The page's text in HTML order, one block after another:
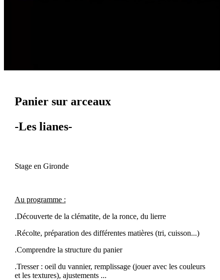
Panier sur arceaux
-Les lianes-
Stage en Gironde
Au programme :
.Découverte de la clématite, de la ronce, du lierre
.Récolte, préparation des différentes matières (tri, cuisson...)
.Comprendre la structure du panier
.Tresser : oeil du vannier, remplissage (jouer avec les couleurs
et les textures), ajustements ...